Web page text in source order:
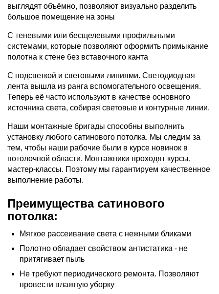
выглядят объёмно, позволяют визуально разделить
большое помещение на зоны
С теневыми или бесщелевыми профильными
системами, которые позволяют оформить примыкание
полотна к стене без вставочного канта
С подсветкой и световыми линиями. Светодиодная
лента вышла из ранга вспомогательного освещения.
Теперь её часто используют в качестве основного
источника света, собирая световые и контурные линии.
Наши монтажные бригады способны выполнить
установку любого сатинового потолка. Мы следим за
тем, чтобы наши рабочие были в курсе новинок в
потолочной области. Монтажники проходят курсы,
мастер-классы. Поэтому мы гарантируем качественное
выполнение работы.
Преимущества сатинового
потолка:
Мягкое рассеивание света с нежными бликами
Полотно обладает свойством антистатика - не
притягивает пыль
Не требуют периодического ремонта. Позволяют
провести влажную уборку